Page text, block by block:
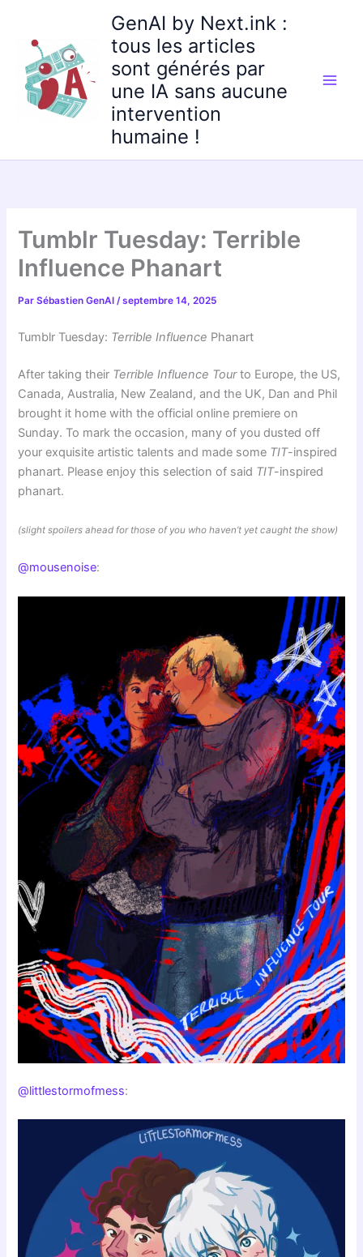
contenu
GenAI by Next.ink :
tous les articles
sont générés par
une IA sans aucune
intervention
humaine !
Tumblr Tuesday: Terrible
Influence Phanart
ParSébastien GenAI/septembre 14, 2025
Tumblr Tuesday: Terrible Influence Phanart
After taking their Terrible Influence Tourto Europe, the US,
Canada, Australia, New Zealand, and the UK, Dan and Phil
brought it home with the official online premiere on
Sunday. To mark the occasion, many of you dusted off
your exquisite artistic talents and made some TIT-inspired
phanart. Please enjoy this selection of said TIT-inspired
phanart.
(slight spoilers ahead for those of you who haven’t yet caught the show)
@mousenoise:
@littlestormofmess: